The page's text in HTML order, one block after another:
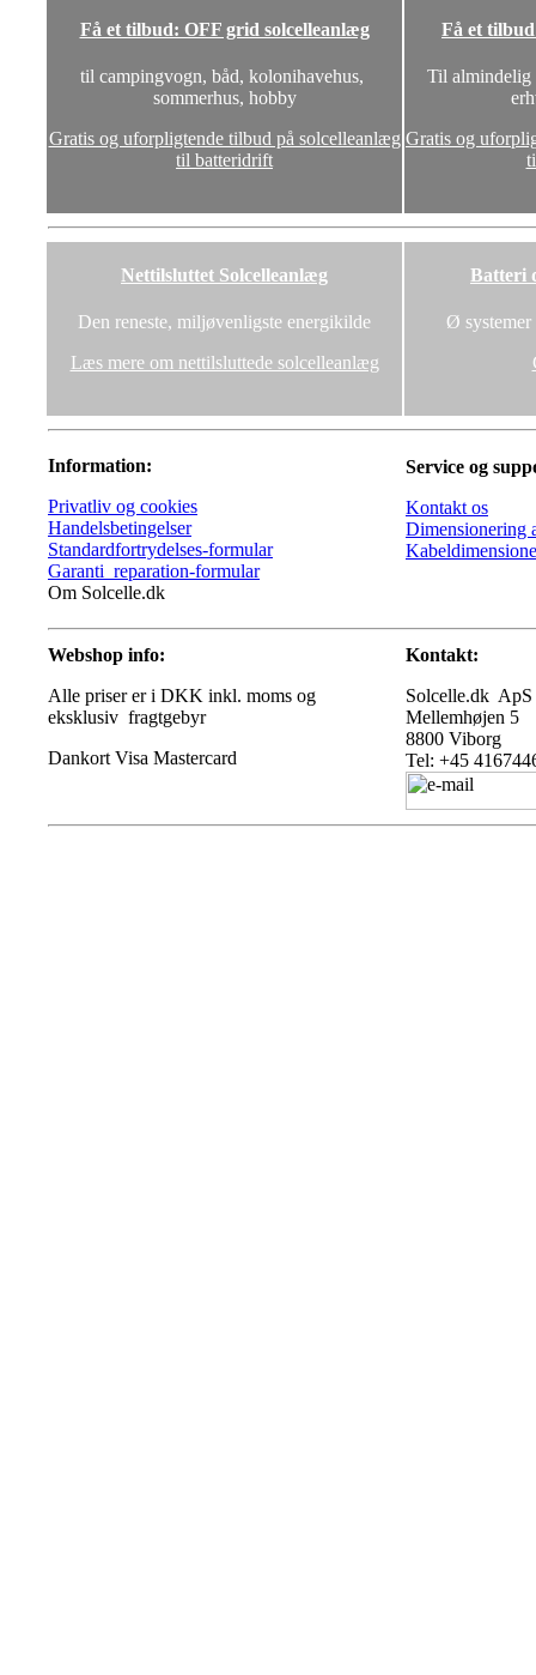
Få et tilbud: OFF grid solcelleanlæg
til campingvogn, båd, kolonihavehus,
sommerhus, hobby
Gratis og uforpligtende tilbud på solcelleanlæg
til batteridrift
Få et
Til almindelig
Gratis og
Nettilsluttet Solcelleanlæg
Den reneste, miljøvenligste energikilde
Læs mere om nettilsluttede solcelleanlæg
Batteri
Ø
Information:
Privatliv og cookies
Handelsbetingelser
Standardfortrydelses-formular
Garanti_reparation-formular
Om Solcelle.dk
Service og
Kontakt os
Dimensionering
Webshop info:
Alle priser er i DKK inkl. moms og
eksklusiv fragtgebyr
Kontakt:
Solcelle.dk ApS
Mellemhøjen 5
8800 Viborg
Tel: +45